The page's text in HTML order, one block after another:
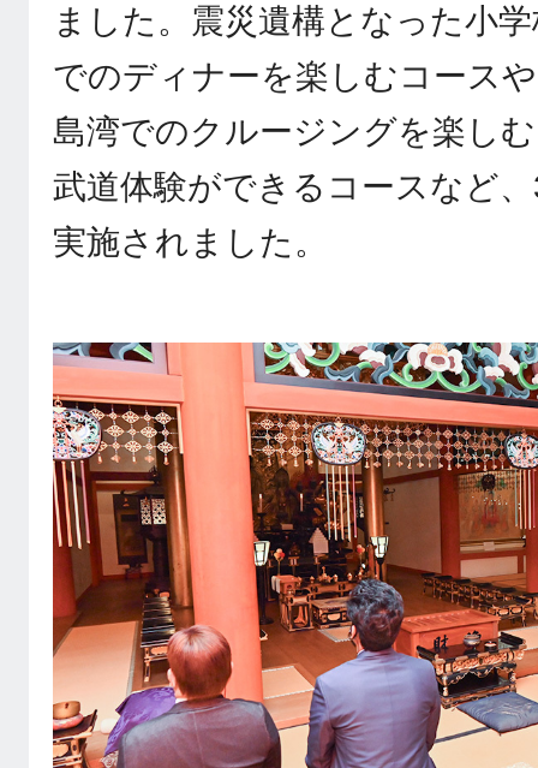
ました。震災遺構となった小
でのディナーを楽しむコース
島湾でのクルージングを楽し
武道体験ができるコースなど
実施されました。